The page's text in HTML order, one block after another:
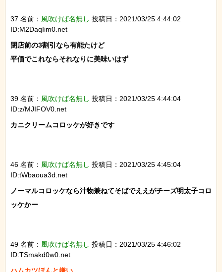
37 名前： 風吹けば名無し 投稿日：2021/03/25 4:44:02
ID:M2DaqIim0.net
閉店前の3割引なら有能たけど
平価でこれならそれなりに美味いはず
39 名前： 風吹けば名無し 投稿日：2021/03/25 4:44:04
ID:z/MJIFOV0.net
カニクリームコロッケが好きです
46 名前： 風吹けば名無し 投稿日：2021/03/25 4:45:04
ID:tWbaoua3d.net
ノーマルコロッケなら汁物兼ねてそばでええがチーズ明太子コロ
ッケかー
49 名前： 風吹けば名無し 投稿日：2021/03/25 4:46:02
ID:TSmakd0w0.net